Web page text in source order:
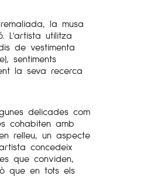
la musa
L'artista utilitza
de vestimenta
sentiments
la seva recerca
delicades com
cohabiten amb
relleu, un aspecte
concedeix
que conviden,
que en tots els